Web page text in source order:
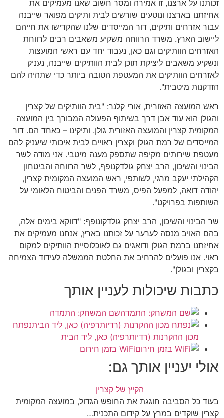
זכותנו על ארצנו, זו אמירה ומסר חשוב שאנו מעמיקים את
אחיזתנו בארצנו ונוטעים שורשים לבית ותיקים מפואר שייבנה
עבור אזרחים ותיקים, דור המייסדים שלנו שהקדישו את חייהם
ליישוב הארץ. משרד הרווחה משקיע משאבים רבים לרווחת
האזרחים הוותיקים וגם כאן, נעבוד יחד עם ראשי המועצות
ונשקיע משאבים ליציקת תוכן לבית הוותיקים שייבנה, נעניק
לאזרחים הוותיקים את המעטפת הטובה ביותר כדי שתהיה להם
הזדקנות מיטבית".
ראש המועצה האזורית, אורי קלנר: "בית הוותיקים של קצרין
והגולן הוא עוד אבן דרך בשיתוף הפעולה המבורך בין המועצה
המקומית קצרין והמועצה האזורית גולן. ותיקינו – כאחד הם. דור
המייסדים של רמת הגולן וקצרין ראויים לבית איכותי שיעניק להם
מעטפת שירותים מקיפה שתספק מענה מיטבי. אני מודה לשר
הבינוי והשיכון, הרב יצחק גולדקנופף, לשר הרווחה והביטחון
הקהילתי יעקב מרגי, לשותפי, ראש המועצה המקומית קצרין,
יהודה דואה, למפעל הפיס, משרד הפנים והביטוח הלאומי על
השותפות בפרויקט".
שר הבינוי והשיכון, הרב יצחק גולדקונופף: "דווקא בימים אלה,
בהם האויב מנסה לערער על זכותנו בארץ, אנחנו מעמיקים את
אחיזתנו ברמת הגולן ודואגים גם לאוכלוסיית הוותיקים למקום
ראוי. אנו פועלים להרחיב את החלטת הממשלה לעידוד הצמיחה
בקצרין ובגולן".
כתבות שיכולות לעניין אותך
שם המשחק: התמדה
נפתח
מכון ההקרנות (רדיותרפיה) כאן, ליד הבית
WiFi בזמן חירום
אולי יעניין אותך גם:
הקיץ של קצרין
בעוד כל הסביבה חוגגת את החופש הגדול, במועצה המקומית
קצרין שוקדים במרץ על קידום התכנית…